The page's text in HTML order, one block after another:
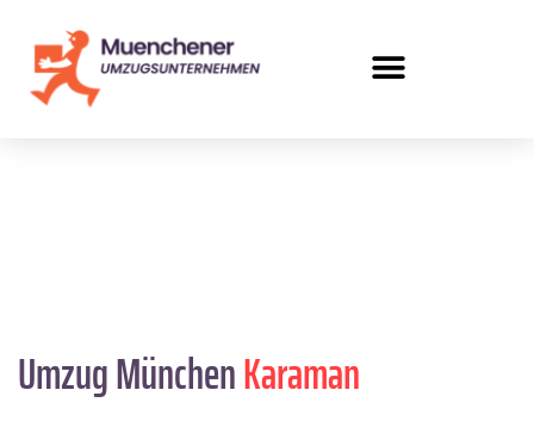
Umzug MünchenKaraman